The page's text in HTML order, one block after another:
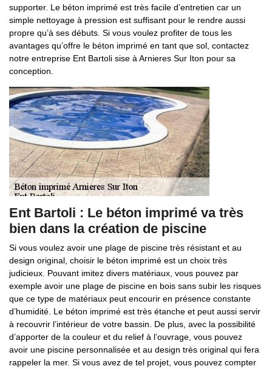
supporter. Le béton imprimé est très facile d’entretien car un
simple nettoyage à pression est suffisant pour le rendre aussi
propre qu’à ses débuts. Si vous voulez profiter de tous les
avantages qu’offre le béton imprimé en tant que sol, contactez
notre entreprise Ent Bartoli sise à Arnieres Sur Iton pour sa
conception.
Ent Bartoli : Le béton imprimé va très
bien dans la création de piscine
Si vous voulez avoir une plage de piscine très résistant et au
design original, choisir le béton imprimé est un choix très
judicieux. Pouvant imitez divers matériaux, vous pouvez par
exemple avoir une plage de piscine en bois sans subir les risques
que ce type de matériaux peut encourir en présence constante
d’humidité. Le béton imprimé est très étanche et peut aussi servir
à recouvrir l’intérieur de votre bassin. De plus, avec la possibilité
d’apporter de la couleur et du relief à l’ouvrage, vous pouvez
avoir une piscine personnalisée et au design très original qui fera
rappeler la mer. Si vous avez de tel projet, vous pouvez compter